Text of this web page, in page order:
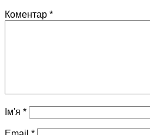
Коментар *
Ім'я *